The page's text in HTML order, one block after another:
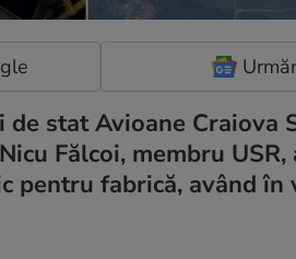
stat Avioane Craiova
Fălcoi, membru
fabrică, având în